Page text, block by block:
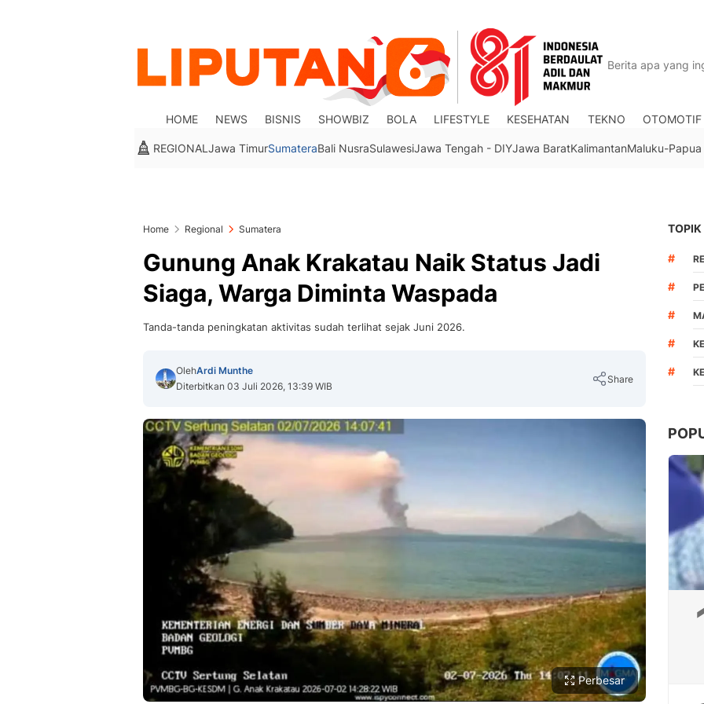
HOME NEWS BISNIS SHOWBIZ BOLA LIFESTYLE KESEHATAN TEKNO OTOMOTIF
REGIONAL Jawa TimurSumateraBali NusraSulawesiJawa Tengah - DIYJawa BaratKalimantanMaluku-Papua
Home Regional Sumatera
Gunung Anak Krakatau Naik Status Jadi
Siaga, Warga Diminta Waspada
Tanda-tanda peningkatan aktivitas sudah terlihat sejak Juni 2026.
OlehArdi Munthe
Diterbitkan 03 Juli 2026, 13:39 WIB
Share
Perbesar
TOPIK
#
#
#
#
#